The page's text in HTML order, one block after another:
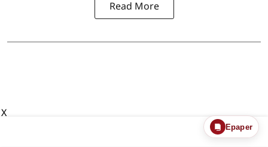
Read More
Epaper
X